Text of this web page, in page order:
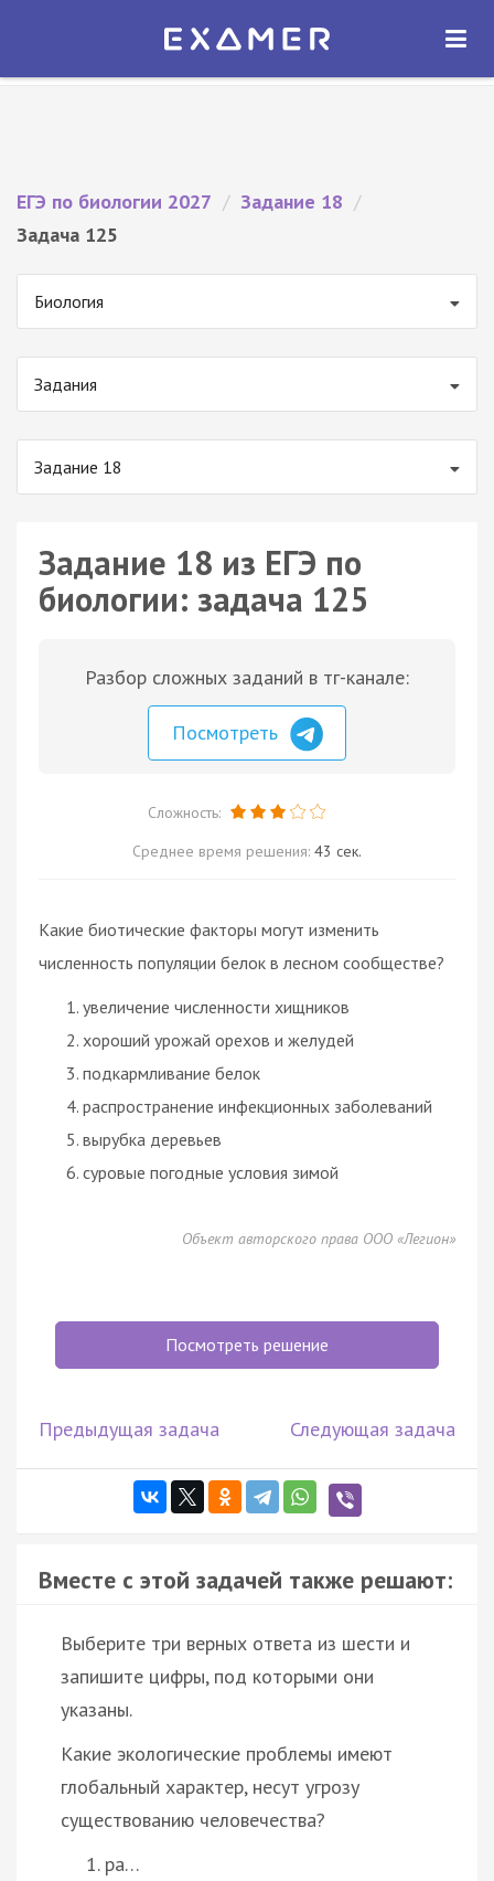
Экзамер — ЕГЭ 2027
ОТКРЫТЬ
ЕГЭ по биологии 2027 / Задание 18 /
Задача 125
Биология
Задания
Задание 18
Задание 18 из ЕГЭ по
биологии: задача 125
Разбор сложных заданий в тг-канале:
Посмотреть
Сложность:
Среднее время решения: 43 сек.
Какие биотические факторы могут изменить
численность популяции белок в лесном сообществе?
увеличение численности хищников
хороший урожай орехов и желудей
подкармливание белок
распространение инфекционных заболеваний
вырубка деревьев
суровые погодные условия зимой
Объект авторского права ООО «Легион»
Посмотреть решение
Предыдущая задача Следующая задача
Вместе с этой задачей также решают:
Выберите три верных ответа из шести и
запишите цифры, под которыми они
указаны.
Какие экологические проблемы имеют
глобальный характер, несут угрозу
существованию человечества?
ра…